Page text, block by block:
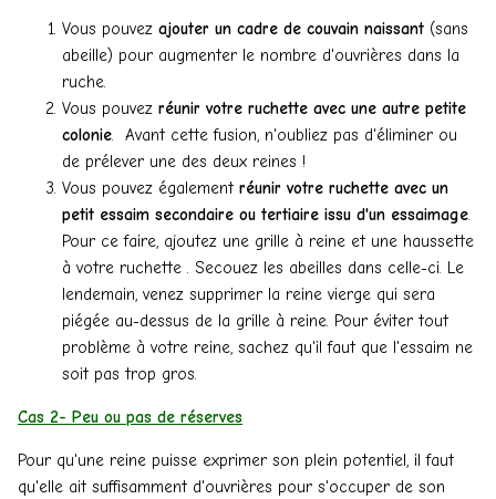
Vous pouvez ajouter un cadre de couvain naissant (sans
abeille) pour augmenter le nombre d'ouvrières dans la
ruche.
Vous pouvez réunir votre ruchette avec une autre petite
colonie . Avant cette fusion, n'oubliez pas d'éliminer ou
de prélever une des deux reines !
Vous pouvez également réunir votre ruchette avec un
petit essaim secondaire ou tertiaire issu d'un essaimage
Pour ce faire, ajoutez une grille à reine et une haussette
à votre ruchette . Secouez les abeilles dans celle-ci. Le
lendemain, venez supprimer la reine vierge qui sera
piégée au-dessus de la grille à reine. Pour éviter tout
problème à votre reine, sachez qu'il faut que l'essaim ne
soit pas trop gros.
Cas 2- Peu ou pas de réserves
Pour qu'une reine puisse exprimer son plein potentiel, il faut
qu'elle ait suffisamment d'ouvrières pour s'occuper de son